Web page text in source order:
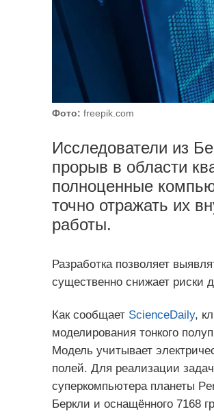
Фото: freepik.com
Исследователи из
прорыв в области
полноценные
точно отражать их
работы.
Разработка позволяет
существенно снижает риски
Как сообщает ScienceDaily,
моделирования тонкого
Модель учитывает
полей. Для реализации
суперкомпьютера планеты
Беркли и оснащённого 7168